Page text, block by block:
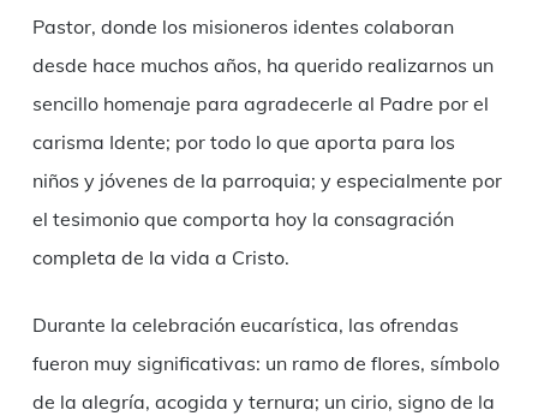
Pastor, donde los misioneros identes colaboran
desde hace muchos años, ha querido realizarnos un
sencillo homenaje para agradecerle al Padre por el
carisma Idente; por todo lo que aporta para los
niños y jóvenes de la parroquia; y especialmente por
el tesimonio que comporta hoy la consagración
completa de la vida a Cristo.
Durante la celebración eucarística, las ofrendas
fueron muy significativas: un ramo de flores, símbolo
de la alegría, acogida y ternura; un cirio, signo de la